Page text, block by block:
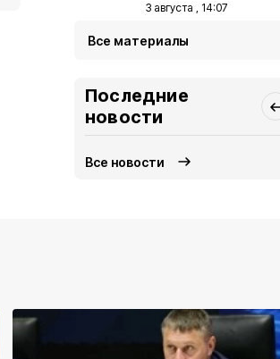
3 августа , 14:07
Все материалы
Последние
новости
Все новости